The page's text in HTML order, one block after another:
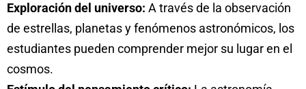
Exploración del universo: A través de la observación
de estrellas, planetas y fenómenos astronómicos, los
estudiantes pueden comprender mejor su lugar en el
cosmos.